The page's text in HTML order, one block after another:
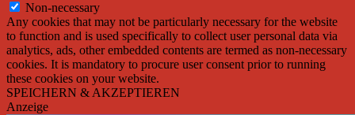
Non-necessary
Any cookies that may not be particularly necessary for the website
to function and is used specifically to collect user personal data via
analytics, ads, other embedded contents are termed as non-necessary
cookies. It is mandatory to procure user consent prior to running
these cookies on your website.
SPEICHERN & AKZEPTIEREN
Anzeige